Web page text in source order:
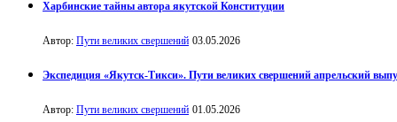
Харбинские тайны автора якутской Конституции
Автор: Пути великих свершений 03.05.2026
Экспедиция «Якутск-Тикси». Пути великих свершений апрельский
Автор: Пути великих свершений 01.05.2026